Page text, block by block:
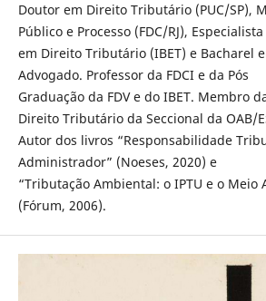
Doutor em Direito Tributário (PUC/SP),
Público e Processo (FDC/RJ), Especialista
em Direito Tributário (IBET) e Bacharel
Advogado. Professor da FDCI e da Pós
Graduação da FDV e do IBET. Membro
Direito Tributário da Seccional da OAB/
Autor dos livros “Responsabilidade
Administrador” (Noeses, 2020) e
“Tributação Ambiental: o IPTU e o Meio
(Fórum, 2006).